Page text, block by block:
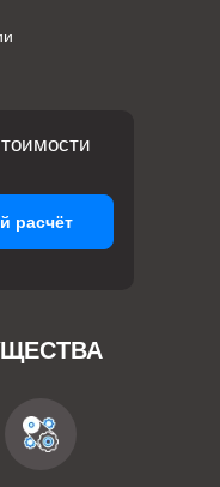
расчёт